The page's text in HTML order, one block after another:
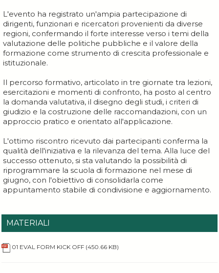
L'evento ha registrato un'ampia partecipazione di
dirigenti, funzionari e ricercatori provenienti da diverse
regioni, confermando il forte interesse verso i temi della
valutazione delle politiche pubbliche e il valore della
formazione come strumento di crescita professionale e
istituzionale.
Il percorso formativo, articolato in tre giornate tra lezioni,
esercitazioni e momenti di confronto, ha posto al centro
la domanda valutativa, il disegno degli studi, i criteri di
giudizio e la costruzione delle raccomandazioni, con un
approccio pratico e orientato all'applicazione.
L'ottimo riscontro ricevuto dai partecipanti conferma la
qualità dell'iniziativa e la rilevanza del tema. Alla luce del
successo ottenuto, si sta valutando la possibilità di
riprogrammare la scuola di formazione nel mese di
giugno, con l'obiettivo di consolidarla come
appuntamento stabile di condivisione e aggiornamento.
MATERIALI
01 EVAL FORM KICK OFF (450.66 KB)